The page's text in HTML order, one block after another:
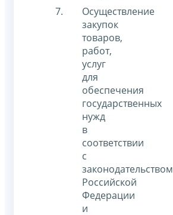
Осуществление
закупок
товаров,
работ,
услуг
для
обеспечения
государственных
нужд
в
соответствии
с
законодательством
Российской
Федерации
и